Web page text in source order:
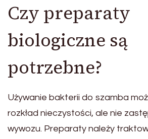
Czy preparaty
biologiczne są
potrzebne?
Używanie bakterii do szamba
rozkład nieczystości, ale nie
wywozu. Preparaty należy